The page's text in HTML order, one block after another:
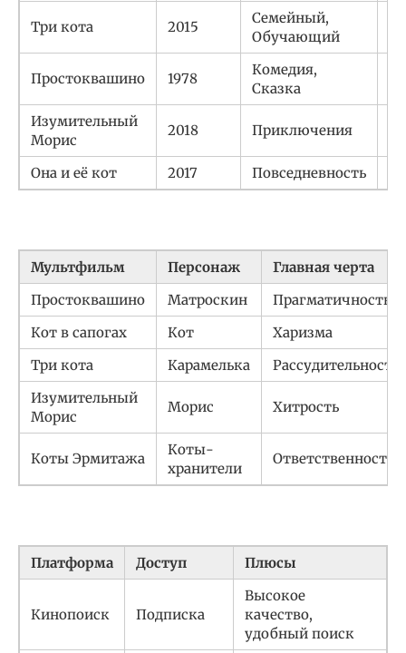
Три кота 2015
Семейный,
Обучающий
Простоквашино 1978
Комедия,
Сказка
Изумительный
Морис
2018 Приключения
Она и её кот 2017 Повседневность
Мультфильм Персонаж
Главная черта
Простоквашино
Матроскин
Прагматичность
Кот в сапогах
Кот
Харизма
Три кота
Карамелька
Рассудительность
Изумительный
Морис
Морис Хитрость
Коты Эрмитажа
Коты-
хранители
Ответственность
Платформа Доступ Плюсы
Кинопоиск Подписка
Высокое
качество,
удобный поиск